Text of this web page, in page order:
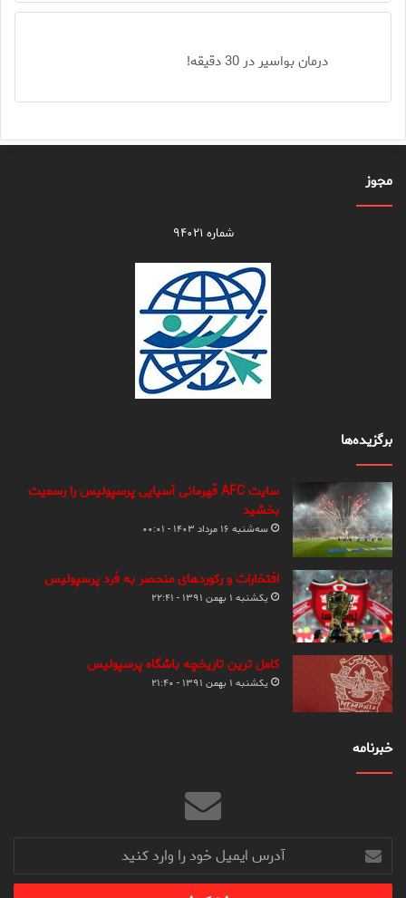
درمان بواسیر در 30 دقیقه!
مجوز
شماره ۹۴۰۲۱
برگزیده‌ها
سایت AFC قهرمانی آسیایی پرسپولیس را رسمیت
بخشید
سه‌شنبه ۱۶ مرداد ۱۴۰۳ - ۰۰:۰۱
افتخارات و رکوردهای منحصر به فرد پرسپولیس
یکشنبه ۱ بهمن ۱۳۹۱ - ۲۲:۴۱
کامل ترین تاریخچه باشگاه پرسپولیس
یکشنبه ۱ بهمن ۱۳۹۱ - ۲۱:۴۰
خبرنامه
آدرس
ایمیل
خود